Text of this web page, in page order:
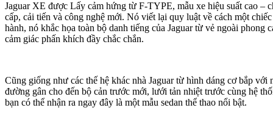
Jaguar XE được Lấy cảm hứng từ F-TYPE, mẫu xe hiệu suất cao –
cấp, cải tiến và công nghệ mới. Nó viết lại quy luật về cách một
hành, nó khắc họa toàn bộ danh tiếng của Jaguar từ vẻ ngoài phong
cảm giác phấn khích đầy chắc chắn.
Cũng giống như các thế hệ khác nhà Jaguar từ hình dáng cơ bắp với
đường gân cho đến bộ cản trước mới, lưới tản nhiệt trước cùng hệ
bạn có thể nhận ra ngay đây là một mẫu sedan thể thao nổi bật.